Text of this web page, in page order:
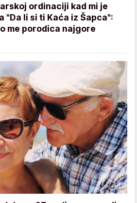
ordinaciji kad mi je
"Da li si ti Kaća iz Šapca":
me porodica najgore